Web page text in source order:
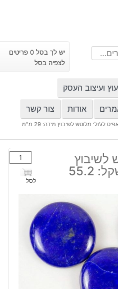
יש לך בסל 0 פריטים
לצפיה בסל
ועיצוב העסק
אודות צור קשר
לאפיס לג'ולי מלוטש לשיבוץ מידה: 29 מ"מ
לשיבוץ
מידה: 29 מ"מ במשקל: 55.2
כמות
של
לאפיס
מידה:
29
מ"מ
לסל